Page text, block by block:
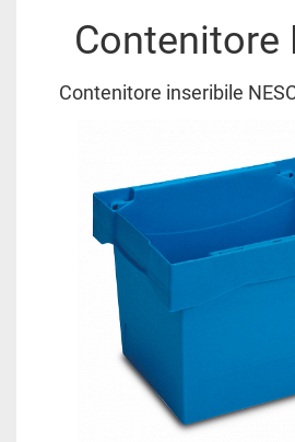
Contenitore
Contenitore inseribile